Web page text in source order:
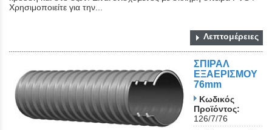
Χρησιμοποιείτε για την...
Λεπτομέρειες
ΣΠΙΡΑΛ
ΕΞΑΕΡΙΣΜΟΥ
76mm
Κωδικός
Προϊόντος:
126/7/76